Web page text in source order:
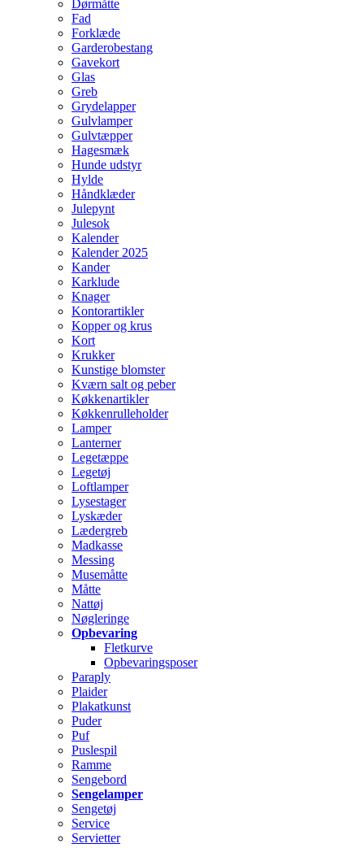
Dørmåtte
Fad
Forklæde
Garderobestang
Gavekort
Glas
Greb
Grydelapper
Gulvlamper
Gulvtæpper
Hagesmæk
Hunde udstyr
Hylde
Håndklæder
Julepynt
Julesok
Kalender
Kalender 2025
Kander
Karklude
Knager
Kontorartikler
Kopper og krus
Kort
Krukker
Kunstige blomster
Kværn salt og peber
Køkkenartikler
Køkkenrulleholder
Lamper
Lanterner
Legetæppe
Legetøj
Loftlamper
Lysestager
Lyskæder
Lædergreb
Madkasse
Messing
Musemåtte
Måtte
Nattøj
Nøgleringe
Opbevaring
Fletkurve
Opbevaringsposer
Paraply
Plaider
Plakatkunst
Puder
Puf
Puslespil
Ramme
Sengebord
Sengelamper
Sengetøj
Service
Servietter